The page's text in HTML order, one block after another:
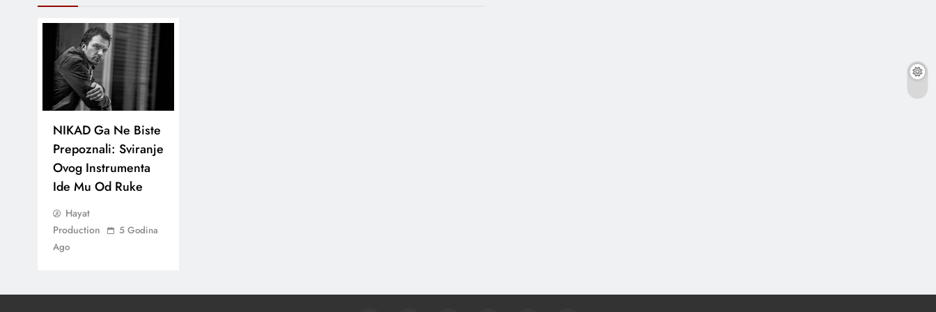
NIKAD Ga Ne Biste
Prepoznali: Sviranje
Ovog Instrumenta
Ide Mu Od Ruke
Hayat
Production
5 Godina
Ago